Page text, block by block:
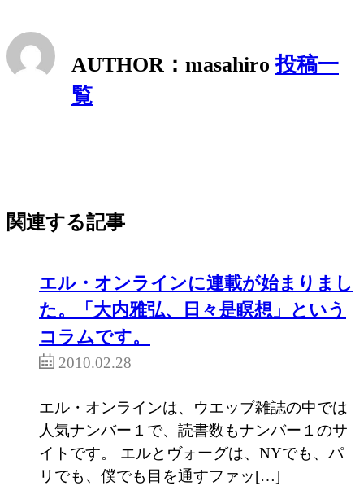
AUTHOR：masahiro投稿一
覧
関連する記事
エル・オンラインに連載が始まりまし
た。「大内雅弘、日々是瞑想」という
コラムです。
2010.02.28
エル・オンラインは、ウエッブ雑誌の中では
人気ナンバー１で、読書数もナンバー１のサ
イトです。 エルとヴォーグは、NYでも、パ
リでも、僕でも目を通すファッ[…]